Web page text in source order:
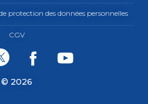
protection des données personnelles
CGV
© 2026